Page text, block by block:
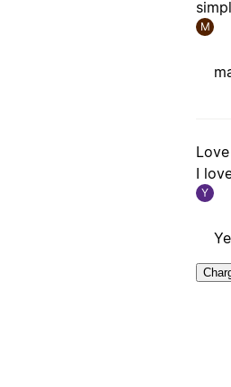
M
I
Y